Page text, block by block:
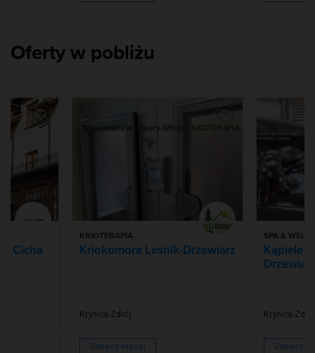
Oferty w pobliżu
Cicha
KRIOTERAPIA
Kriokomora Leśnik-Drzewiarz
Krynica-Zdrój
Zobacz więcej
SPA &
Kąpiele
Krynica-Zdrój
Zobacz